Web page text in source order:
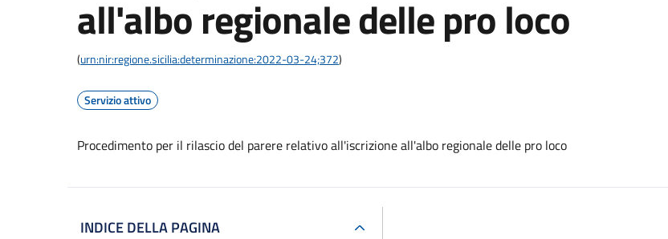
all'albo regionale delle pro loco
(urn:nir:regione.sicilia:determinazione:2022-03-24;372)
Servizio attivo
Procedimento per il rilascio del parere relativo all'iscrizione all'albo regionale delle pro loco
INDICE DELLA PAGINA